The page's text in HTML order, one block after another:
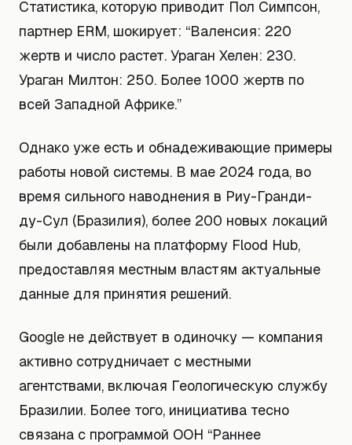
Статистика, которую приводит Пол Симпсон,
партнер ERM, шокирует: “Валенсия: 220
жертв и число растет. Ураган Хелен: 230.
Ураган Милтон: 250. Более 1000 жертв по
всей Западной Африке.”
Однако уже есть и обнадеживающие примеры
работы новой системы. В мае 2024 года, во
время сильного наводнения в Риу-Гранди-
ду-Сул (Бразилия), более 200 новых локаций
были добавлены на платформу Flood Hub,
предоставляя местным властям актуальные
данные для принятия решений.
Google не действует в одиночку — компания
активно сотрудничает с местными
агентствами, включая Геологическую службу
Бразилии. Более того, инициатива тесно
связана с программой ООН “Раннее